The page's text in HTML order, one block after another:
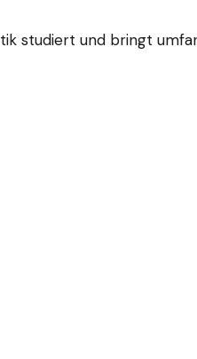
studiert und bringt